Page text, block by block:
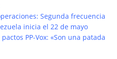
Segunda frecuencia
inicia el 22 de mayo
PP-Vox: «Son una patada